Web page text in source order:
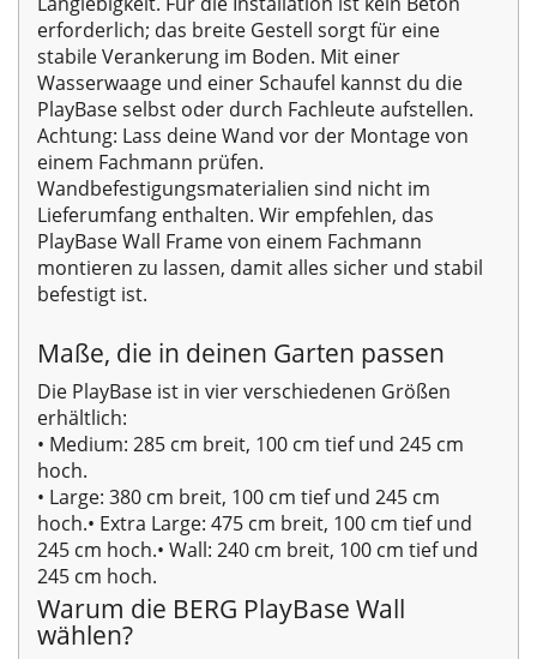
erforderlich; das breite Gestell sorgt für eine
stabile Verankerung im Boden. Mit einer
Wasserwaage und einer Schaufel kannst du die
PlayBase selbst oder durch Fachleute aufstellen.
Achtung: Lass deine Wand vor der Montage von
einem Fachmann prüfen.
Wandbefestigungsmaterialien sind nicht im
Lieferumfang enthalten. Wir empfehlen, das
PlayBase Wall Frame von einem Fachmann
montieren zu lassen, damit alles sicher und stabil
befestigt ist.
Maße, die in deinen Garten passen
Die PlayBase ist in vier verschiedenen Größen
erhältlich:
• Medium: 285 cm breit, 100 cm tief und 245 cm
hoch.
• Large: 380 cm breit, 100 cm tief und 245 cm
hoch.• Extra Large: 475 cm breit, 100 cm tief und
245 cm hoch.• Wall: 240 cm breit, 100 cm tief und
245 cm hoch.
Warum die BERG PlayBase Wall
wählen?